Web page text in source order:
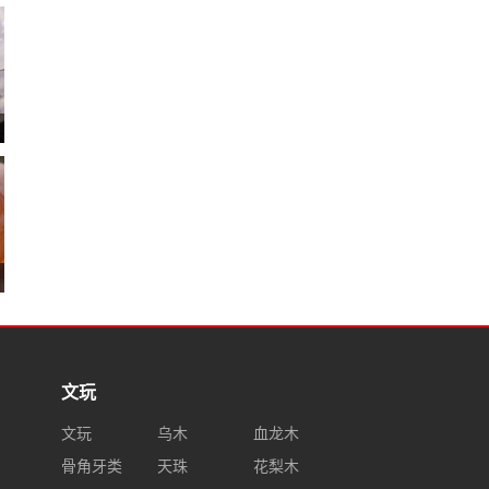
文玩
文玩 乌木
血龙木
骨角牙类
天珠 花梨木